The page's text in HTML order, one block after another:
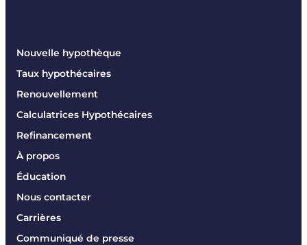
Nouvelle hypothèque
Taux hypothécaires
Renouvellement
Calculatrices Hypothécaires
Refinancement
À propos
Éducation
Nous contacter
Carrières
Communiqué de presse